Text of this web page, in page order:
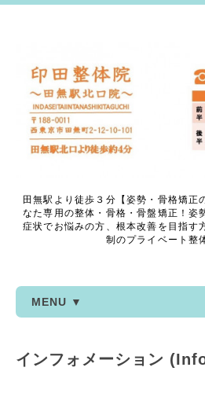
田無駅より徒歩３分【姿勢・骨格矯正
なた専用の整体・骨格・骨盤矯正！姿
症状でお悩みの方、根本改善を目指す
制のプライベート整
MENU ▼
インフォメーション